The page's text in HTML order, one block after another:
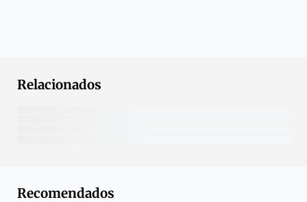
Relacionados
Recomendados